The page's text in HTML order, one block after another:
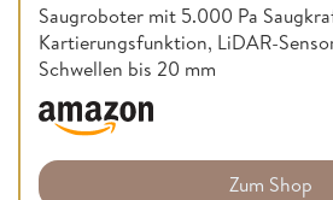
Saugroboter mit 5.000 Pa
Kartierungsfunktion, LiDAR-
Schwellen bis 20 mm
Zum Shop